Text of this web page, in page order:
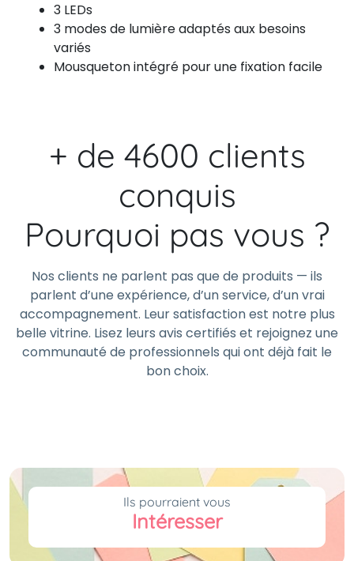
3 LEDs
3 modes de lumière adaptés aux besoins
variés
Mousqueton intégré pour une fixation facile
+ de 4600 clients
conquis
Pourquoi pas vous ?
Nos clients ne parlent pas que de produits — ils
parlent d’une expérience, d’un service, d’un vrai
accompagnement. Leur satisfaction est notre plus
belle vitrine. Lisez leurs avis certifiés et rejoignez une
communauté de professionnels qui ont déjà fait le
bon choix.
Ils pourraient vous
Intéresser